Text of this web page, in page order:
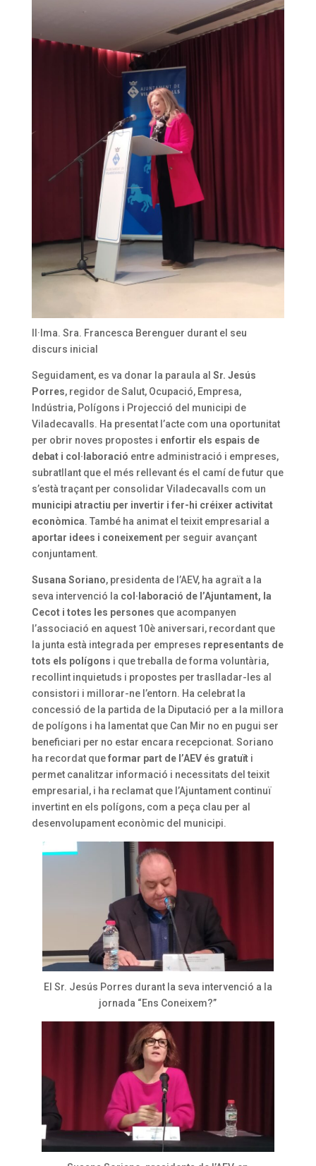
Il·lma. Sra. Francesca Berenguer durant el seu
discurs inicial
Seguidament, es va donar la paraula al Sr. Jesús
Porres, regidor de Salut, Ocupació, Empresa,
Indústria, Polígons i Projecció del municipi de
Viladecavalls. Ha presentat l’acte com una oportunitat
per obrir noves propostes i enfortir els espais de
debat i col·laboració entre administració i empreses,
subratllant que el més rellevant és el camí de futur que
s’està traçant per consolidar Viladecavalls com un
municipi atractiu per invertir i fer-hi créixer activitat
econòmica. També ha animat el teixit empresarial a
aportar idees i coneixement per seguir avançant
conjuntament.
Susana Soriano, presidenta de l’AEV, ha agraït a la
seva intervenció la col·laboració de l’Ajuntament, la
Cecot i totes les persones que acompanyen
l’associació en aquest 10è aniversari, recordant que
la junta està integrada per empreses representants de
tots els polígons i que treballa de forma voluntària,
recollint inquietuds i propostes per traslladar-les al
consistori i millorar-ne l’entorn. Ha celebrat la
concessió de la partida de la Diputació per a la millora
de polígons i ha lamentat que Can Mir no en pugui ser
beneficiari per no estar encara recepcionat. Soriano
ha recordat queformar part de l’AEV és gratuïti
permet canalitzar informació i necessitats del teixit
empresarial, i ha reclamat que l’Ajuntament continuï
invertint en els polígons, com a peça clau per al
desenvolupament econòmic del municipi.
El Sr. Jesús Porres durant la seva intervenció a la
jornada “Ens Coneixem?”